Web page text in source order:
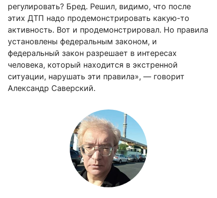
регулировать? Бред. Решил, видимо, что после
этих ДТП надо продемонстрировать какую-то
активность. Вот и продемонстрировал. Но правила
установлены федеральным законом, и
федеральный закон разрешает в интересах
человека, который находится в экстренной
ситуации, нарушать эти правила», — говорит
Александр Саверский.